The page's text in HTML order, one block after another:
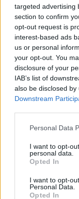
targeted advertising
section to confirm
opt-out request is
interest-based ads
us or personal
your opt-out. You
disclosure of your
IAB’s list of
also be disclosed
Downstream
Personal Data
I want to opt-
personal data.
Opted In
I want to opt-
Personal Data.
Opted In